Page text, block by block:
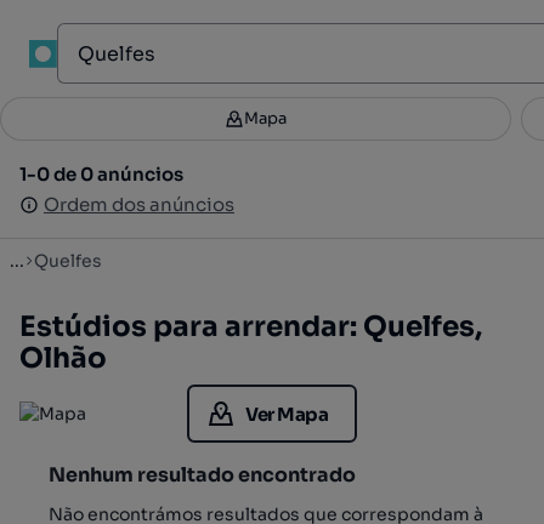
Filtros 3
1-0 de 0 anúncios
Ordem dos anúncios
Mapa
1-0 de 0 anúncios
Ordem dos anúncios
... Quelfes
Estúdios para arrendar: Quelfes,
Olhão
Ver Mapa
Nenhum resultado encontrado
Não encontrámos resultados que correspondam à